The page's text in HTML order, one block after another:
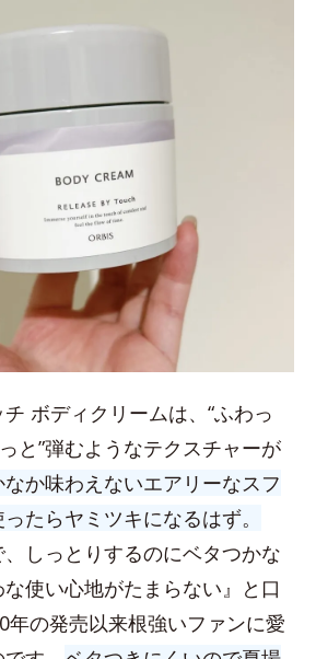
ボディクリームは、“ふわっ
と”弾むようなテクスチャーが
か味わえないエアリーなスフ
たらヤミツキになるはず。
、しっとりするのにベタつかな
使い心地がたまらない』と口
年の発売以来根強いファンに愛